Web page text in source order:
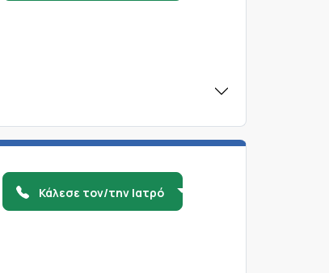
Κάλεσε τον/την Ιατρό